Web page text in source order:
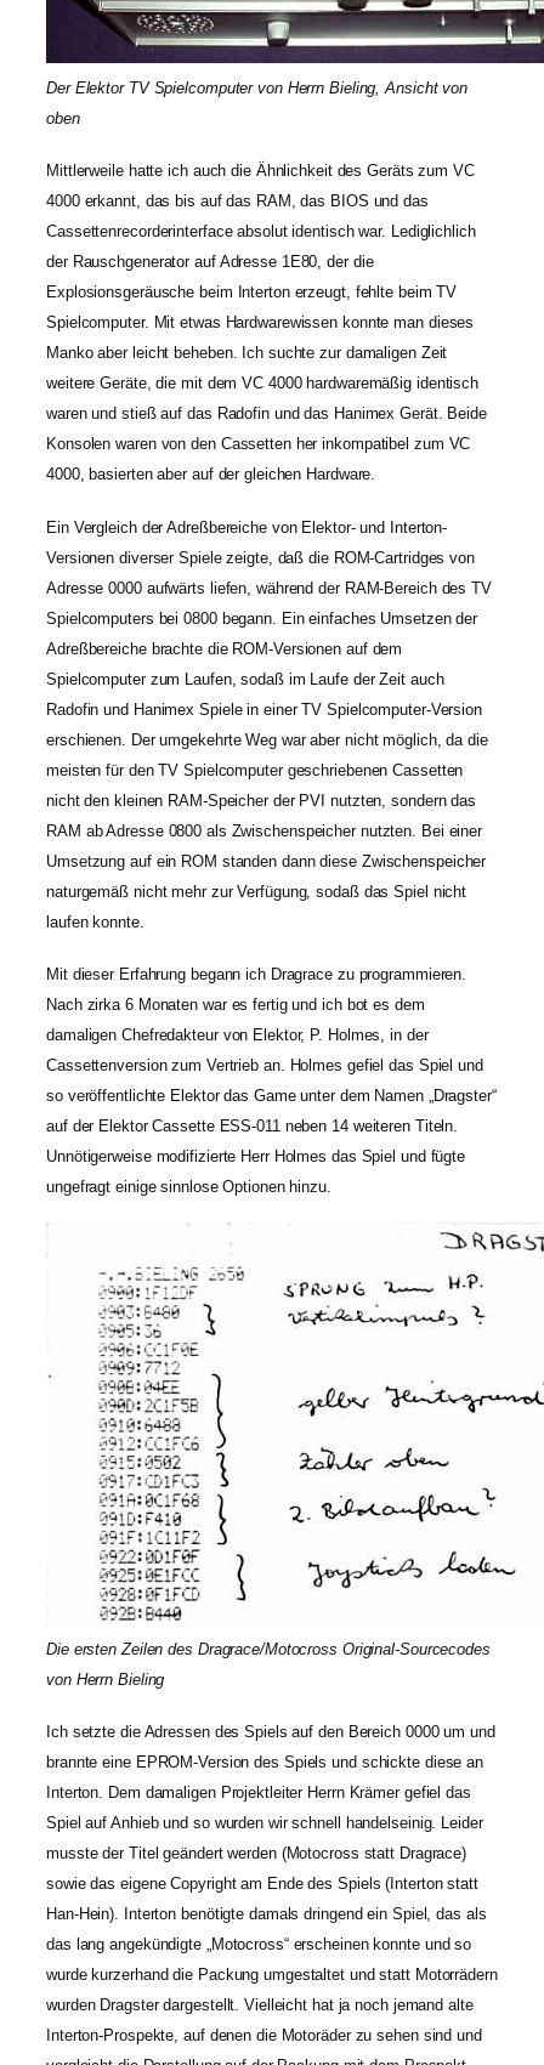
Der Elektor TV Spielcomputer von Herrn Bieling, Ansicht von
oben
Mittlerweile hatte ich auch die Ähnlichkeit des Geräts zum VC
4000 erkannt, das bis auf das RAM, das BIOS und das
Cassettenrecorderinterface absolut identisch war. Lediglichlich
der Rauschgenerator auf Adresse 1E80, der die
Explosionsgeräusche beim Interton erzeugt, fehlte beim TV
Spielcomputer. Mit etwas Hardwarewissen konnte man dieses
Manko aber leicht beheben. Ich suchte zur damaligen Zeit
weitere Geräte, die mit dem VC 4000 hardwaremäßig identisch
waren und stieß auf das Radofin und das Hanimex Gerät. Beide
Konsolen waren von den Cassetten her inkompatibel zum VC
4000, basierten aber auf der gleichen Hardware.
Ein Vergleich der Adreßbereiche von Elektor- und Interton-
Versionen diverser Spiele zeigte, daß die ROM-Cartridges von
Adresse 0000 aufwärts liefen, während der RAM-Bereich des TV
Spielcomputers bei 0800 begann. Ein einfaches Umsetzen der
Adreßbereiche brachte die ROM-Versionen auf dem
Spielcomputer zum Laufen, sodaß im Laufe der Zeit auch
Radofin und Hanimex Spiele in einer TV Spielcomputer-Version
erschienen. Der umgekehrte Weg war aber nicht möglich, da die
meisten für den TV Spielcomputer geschriebenen Cassetten
nicht den kleinen RAM-Speicher der PVI nutzten, sondern das
RAM ab Adresse 0800 als Zwischenspeicher nutzten. Bei einer
Umsetzung auf ein ROM standen dann diese Zwischenspeicher
naturgemäß nicht mehr zur Verfügung, sodaß das Spiel nicht
laufen konnte.
Mit dieser Erfahrung begann ich Dragrace zu programmieren.
Nach zirka 6 Monaten war es fertig und ich bot es dem
damaligen Chefredakteur von Elektor, P. Holmes, in der
Cassettenversion zum Vertrieb an. Holmes gefiel das Spiel und
so veröffentlichte Elektor das Game unter dem Namen „Dragster“
auf der Elektor Cassette ESS-011 neben 14 weiteren Titeln.
Unnötigerweise modifizierte Herr Holmes das Spiel und fügte
ungefragt einige sinnlose Optionen hinzu.
Die ersten Zeilen des Dragrace/Motocross Original-Sourcecodes
von Herrn Bieling
Ich setzte die Adressen des Spiels auf den Bereich 0000 um und
brannte eine EPROM-Version des Spiels und schickte diese an
Interton. Dem damaligen Projektleiter Herrn Krämer gefiel das
Spiel auf Anhieb und so wurden wir schnell handelseinig. Leider
musste der Titel geändert werden (Motocross statt Dragrace)
sowie das eigene Copyright am Ende des Spiels (Interton statt
Han-Hein). Interton benötigte damals dringend ein Spiel, das als
das lang angekündigte „Motocross“ erscheinen konnte und so
wurde kurzerhand die Packung umgestaltet und statt Motorrädern
wurden Dragster dargestellt. Vielleicht hat ja noch jemand alte
Interton-Prospekte, auf denen die Motoräder zu sehen sind und